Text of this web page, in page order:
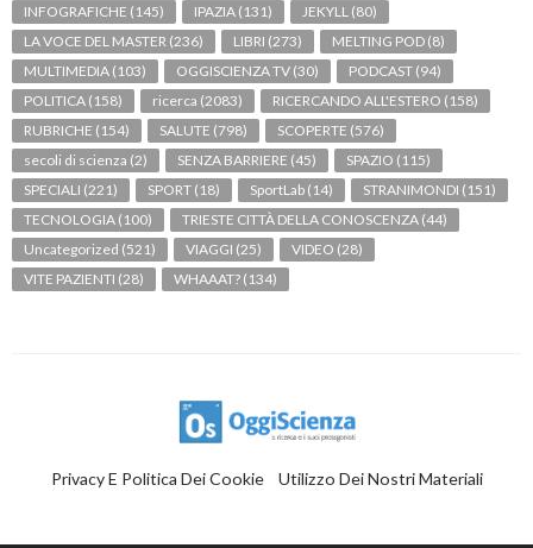
INFOGRAFICHE (145) IPAZIA (131) JEKYLL (80)
LA VOCE DEL MASTER (236) LIBRI (273) MELTING POD (8)
MULTIMEDIA (103) OGGISCIENZA TV (30) PODCAST (94)
POLITICA (158) ricerca (2083) RICERCANDO ALL'ESTERO (158)
RUBRICHE (154) SALUTE (798) SCOPERTE (576)
secoli di scienza (2) SENZA BARRIERE (45) SPAZIO (115)
SPECIALI (221) SPORT (18) SportLab (14) STRANIMONDI (151)
TECNOLOGIA (100) TRIESTE CITTÀ DELLA CONOSCENZA (44)
Uncategorized (521) VIAGGI (25) VIDEO (28)
VITE PAZIENTI (28) WHAAAT? (134)
Privacy E Politica Dei Cookie Utilizzo Dei Nostri Materiali